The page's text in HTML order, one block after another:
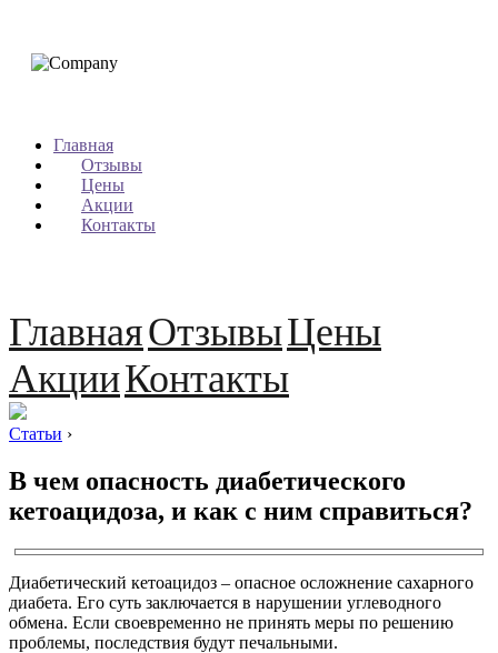
Главная
Отзывы
Цены
Акции
Контакты
ГлавнаяОтзывыЦены
АкцииКонтакты
Статьи ›
В чем опасность диабетического
кетоацидоза, и как с ним справиться?
Диабетический кетоацидоз – опасное осложнение сахарного
диабета. Его суть заключается в нарушении углеводного
обмена. Если своевременно не принять меры по решению
проблемы, последствия будут печальными.